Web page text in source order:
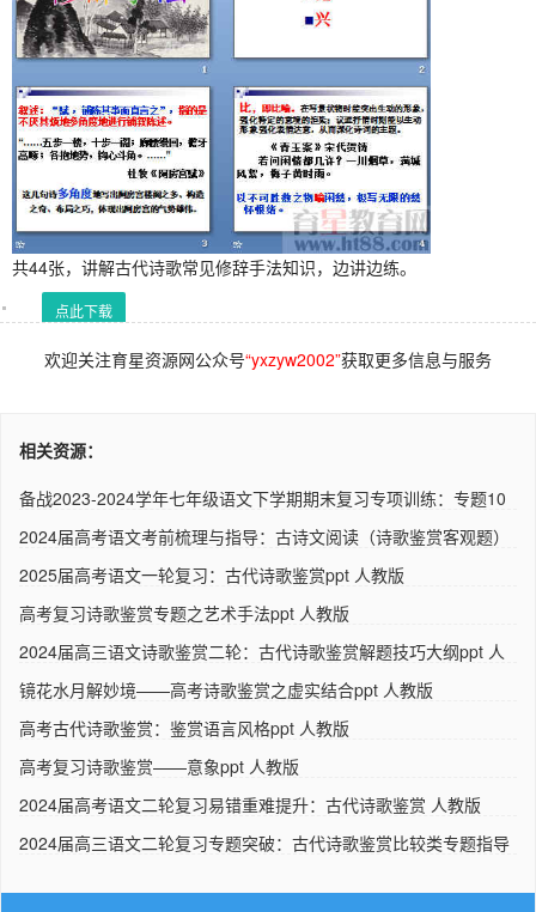
共44张，讲解古代诗歌常见修辞手法知识，边讲边练。
点此下载
欢迎关注育星资源网公众号“yxzyw2002”获取更多信息与服务
相关资源：
备战2023-2024学年七年级语文下学期期末复习专项训练：专题10
2024届高考语文考前梳理与指导：古诗文阅读（诗歌鉴赏客观题）
2025届高考语文一轮复习：古代诗歌鉴赏ppt 人教版
高考复习诗歌鉴赏专题之艺术手法ppt 人教版
2024届高三语文诗歌鉴赏二轮：古代诗歌鉴赏解题技巧大纲ppt 人
镜花水月解妙境——高考诗歌鉴赏之虚实结合ppt 人教版
高考古代诗歌鉴赏：鉴赏语言风格ppt 人教版
高考复习诗歌鉴赏——意象ppt 人教版
2024届高考语文二轮复习易错重难提升：古代诗歌鉴赏 人教版
2024届高三语文二轮复习专题突破：古代诗歌鉴赏比较类专题指导